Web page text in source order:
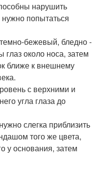
нарушить
попытаться
бежевый, бледно -
глаз около носа, затем
ближе к внешнему
с верхними и
угла глаза до
слегка приблизить
того же цвета,
у основания, затем